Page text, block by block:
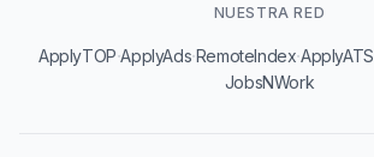
NUESTRA RED
ApplyTOP·ApplyAds·RemoteIndex·ApplyATS
JobsNWork